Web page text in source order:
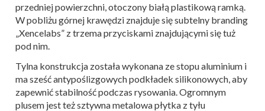
przedniej powierzchni, otoczony białą plastikową ramką.
W pobliżu górnej krawędzi znajduje się subtelny branding
„Xencelabs” z trzema przyciskami znajdującymi się tuż
pod nim.
Tylna konstrukcja została wykonana ze stopu aluminium i
ma sześć antypoślizgowych podkładek silikonowych, aby
zapewnić stabilność podczas rysowania. Ogromnym
plusem jest też sztywna metalowa płytka z tyłu